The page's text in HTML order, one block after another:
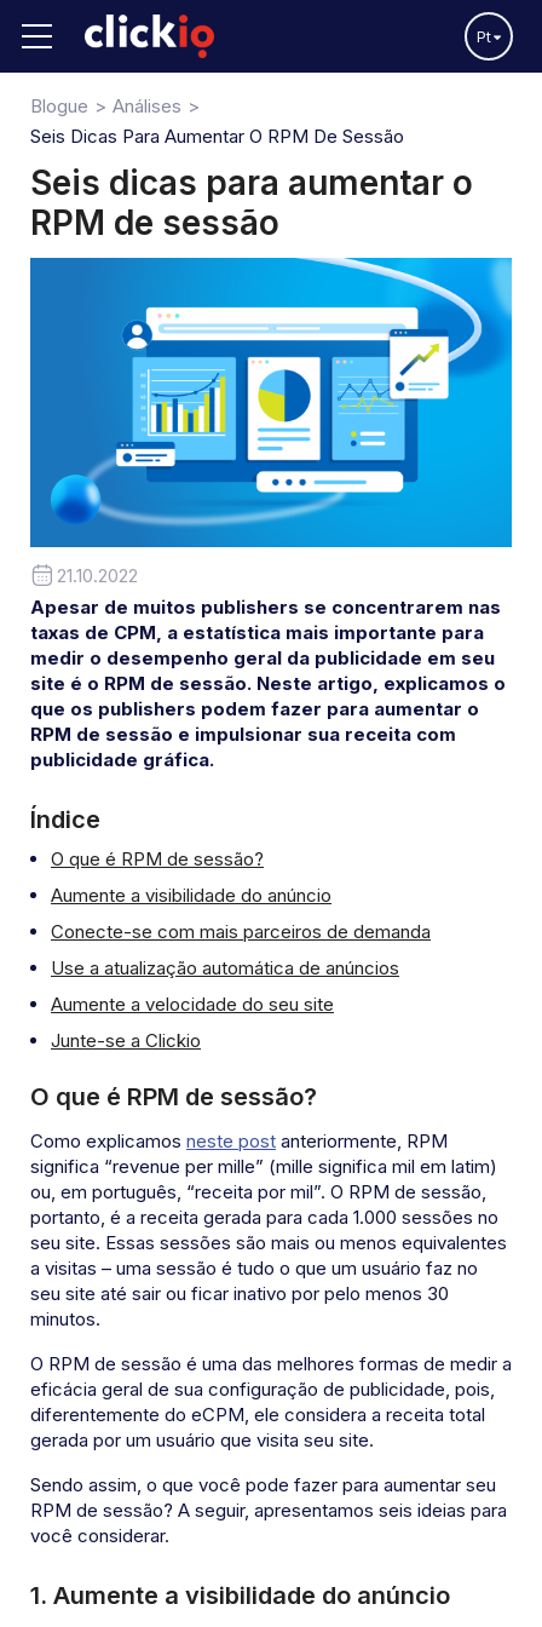
Pt
Blogue
Análises
Seis Dicas Para Aumentar O RPM De Sessão
Seis dicas para aumentar o
RPM de sessão
21.10.2022
Apesar de muitos publishers se concentrarem nas
taxas de CPM, a estatística mais importante para
medir o desempenho geral da publicidade em seu
site é o RPM de sessão. Neste artigo, explicamos o
que os publishers podem fazer para aumentar o
RPM de sessão e impulsionar sua receita com
publicidade gráfica.
Índice
O que é RPM de sessão?
Aumente a visibilidade do anúncio
Conecte-se com mais parceiros de demanda
Use a atualização automática de anúncios
Aumente a velocidade do seu site
Junte-se a Clickio
O que é RPM de sessão?
Como explicamos neste post anteriormente, RPM
significa “revenue per mille” (mille significa mil em latim)
ou, em português, “receita por mil”. O RPM de sessão,
portanto, é a receita gerada para cada 1.000 sessões no
seu site. Essas sessões são mais ou menos equivalentes
a visitas – uma sessão é tudo o que um usuário faz no
seu site até sair ou ficar inativo por pelo menos 30
minutos.
O RPM de sessão é uma das melhores formas de medir a
eficácia geral de sua configuração de publicidade, pois,
diferentemente do eCPM, ele considera a receita total
gerada por um usuário que visita seu site.
Sendo assim, o que você pode fazer para aumentar seu
RPM de sessão? A seguir, apresentamos seis ideias para
você considerar.
1. Aumente a visibilidade do anúncio